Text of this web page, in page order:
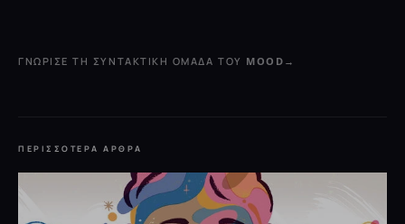
ΓΝΏΡΙΣΕ ΤΗ ΣΥΝΤΑΚΤΙΚΉ ΟΜΆΔΑ ΤΟΥ MOOD →
ΠΕΡΙΣΣΌΤΕΡΑ ΆΡΘΡΑ